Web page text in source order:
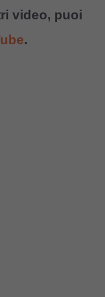
video, puoi
.